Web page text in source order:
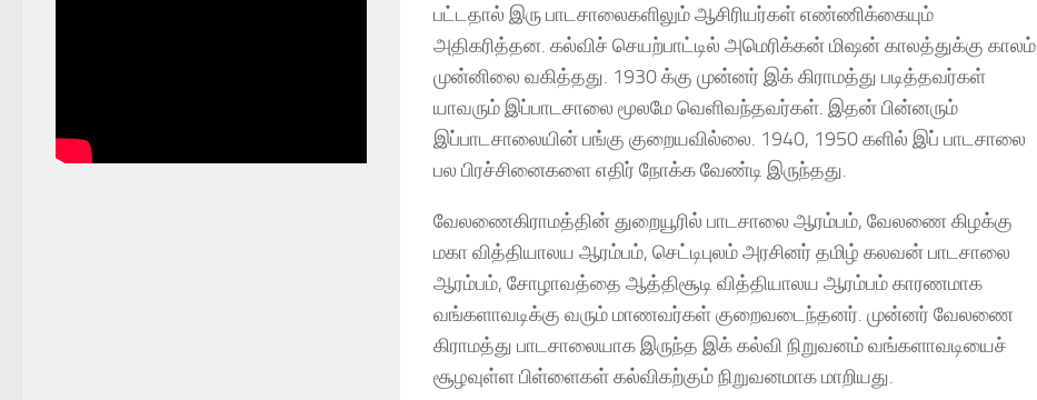
பட்டதால் இரு பாடசாலைகளிலும் ஆசிரியர்கள் எண்ணிக்கையும்
அதிகரித்தன. கல்விச் செயற்பாட்டில் அமெரிக்கன் மிஷன் காலத்துக்கு காலம்
முன்னிலை வகித்தது. 1930 க்கு முன்னர் இக் கிராமத்து படித்தவர்கள்
யாவரும் இப்பாடசாலை மூலமே வெளிவந்தவர்கள். இதன் பின்னரும்
இப்பாடசாலையின் பங்கு குறையவில்லை. 1940, 1950 களில் இப் பாடசாலை
பல பிரச்சினைகளை எதிர் நோக்க வேண்டி இருந்தது.
வேலணைகிராமத்தின் துறையூரில் பாடசாலை ஆரம்பம், வேலணை கிழக்கு
மகா வித்தியாலய ஆரம்பம், செட்டிபுலம் அரசினர் தமிழ் கலவன் பாடசாலை
ஆரம்பம், சோழாவத்தை ஆத்திசூடி வித்தியாலய ஆரம்பம் காரணமாக
வங்களாவடிக்கு வரும் மாணவர்கள் குறைவடைந்தனர். முன்னர் வேலணை
கிராமத்து பாடசாலையாக இருந்த இக் கல்வி நிறுவனம் வங்களாவடியைச்
சூழவுள்ள பிள்ளைகள் கல்விகற்கும் நிறுவனமாக மாறியது.